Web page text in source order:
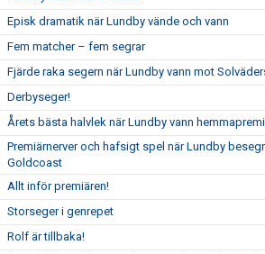
Episk dramatik när Lundby vände och vann
Fem matcher – fem segrar
Fjärde raka segern när Lundby vann mot
Derbyseger!
Årets bästa halvlek när Lundby vann
Premiärnerver och hafsigt spel när Lundby
Goldcoast
Allt inför premiären!
Storseger i genrepet
Rolf är tillbaka!